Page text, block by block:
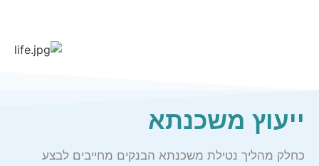
ייעוץ משכנתא
כחלק מהליך נטילת משכנתא הבנקים מחייבים לבצע